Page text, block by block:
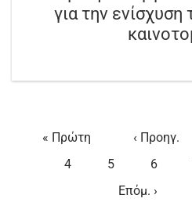
για την ενίσχυση
Σελιδοποίηση
First
page
« Πρώτη
σελίδα
‹ Προηγ.
Page
4 Page
5 Page
6
Next
Επόμ. ›